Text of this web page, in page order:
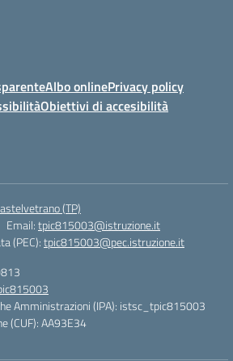
Albo onlinePrivacy policy
Obiettivi di accesibilità
(TP)
Email:tpic815003@istruzione.it
(PEC):tpic815003@pec.istruzione.it
Amministrazioni (IPA): istsc_tpic815003
(CUF): AA93E34